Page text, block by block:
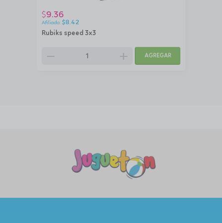
Rubiks speed 3x3
$9.36
$8.42
remove add AGREGAR